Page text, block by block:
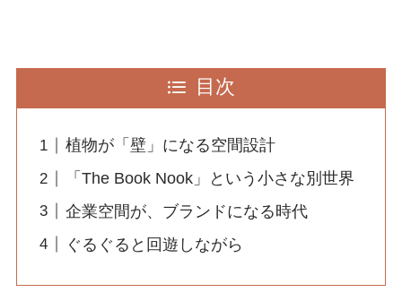
目次
植物が「壁」になる空間設計
「The Book Nook」という小さな別世界
企業空間が、ブランドになる時代
ぐるぐると回遊しながら